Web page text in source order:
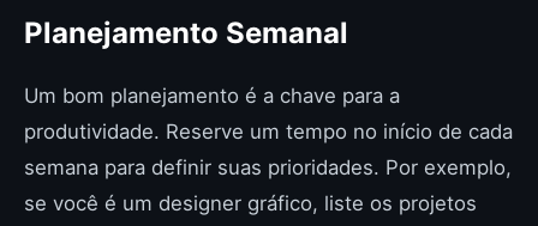
Planejamento Semanal
Um bom planejamento é a chave para a
produtividade. Reserve um tempo no início de cada
semana para definir suas prioridades. Por exemplo,
se você é um designer gráfico, liste os projetos